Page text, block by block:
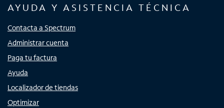
AYUDA Y ASISTENCIA TÉCNICA
Contacta a Spectrum
Administrar cuenta
Paga tu factura
Ayuda
Localizador de tiendas
Optimizar